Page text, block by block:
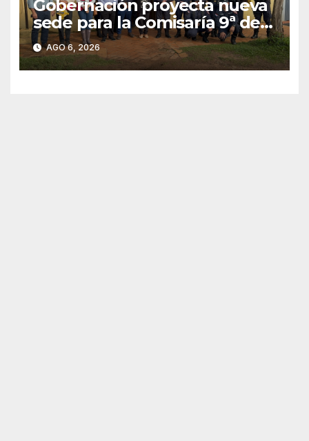
Gobernación proyecta nueva
sede para la Comisaría 9ª de
Villa Armando tras verificar
las condiciones edilicias
AGO 6, 2026